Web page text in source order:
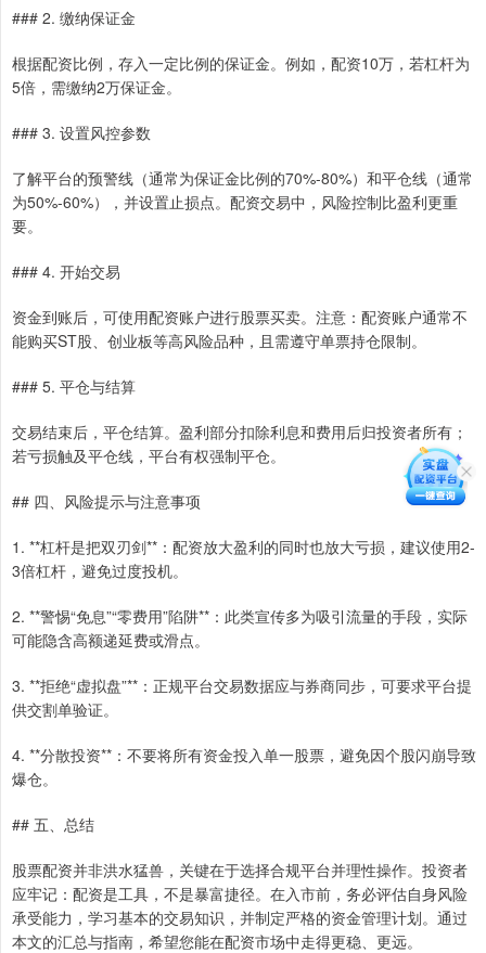
### 2. 缴纳保证金
根据配资比例，存入一定比例的保证金。例如，配资10万，若杠杆为
5倍，需缴纳2万保证金。
### 3. 设置风控参数
了解平台的预警线（通常为保证金比例的70%-80%）和平仓线（通常
为50%-60%），并设置止损点。配资交易中，风险控制比盈利更重
要。
### 4. 开始交易
资金到账后，可使用配资账户进行股票买卖。注意：配资账户通常不
能购买ST股、创业板等高风险品种，且需遵守单票持仓限制。
### 5. 平仓与结算
交易结束后，平仓结算。盈利部分扣除利息和费用后归投资者所有；
若亏损触及平仓线，平台有权强制平仓。
## 四、风险提示与注意事项
1. **杠杆是把双刃剑**：配资放大盈利的同时也放大亏损，建议使用2-
3倍杠杆，避免过度投机。
2. **警惕“免息”“零费用”陷阱**：此类宣传多为吸引流量的手段，实际
可能隐含高额递延费或滑点。
3. **拒绝“虚拟盘”**：正规平台交易数据应与券商同步，可要求平台提
供交割单验证。
4. **分散投资**：不要将所有资金投入单一股票，避免因个股闪崩导致
爆仓。
## 五、总结
股票配资并非洪水猛兽，关键在于选择合规平台并理性操作。投资者
应牢记：配资是工具，不是暴富捷径。在入市前，务必评估自身风险
承受能力，学习基本的交易知识，并制定严格的资金管理计划。通过
本文的汇总与指南，希望您能在配资市场中走得更稳、更远。